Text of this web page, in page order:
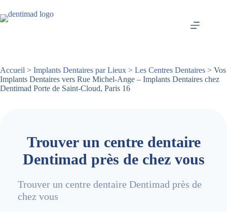
au
contenu
Accueil > Implants Dentaires par Lieux > Les Centres Dentaires > Vos
Implants Dentaires vers Rue Michel-Ange – Implants Dentaires chez
Dentimad Porte de Saint-Cloud, Paris 16
Trouver un centre dentaire
Dentimad près de chez vous
Trouver un centre dentaire Dentimad près de
chez vous